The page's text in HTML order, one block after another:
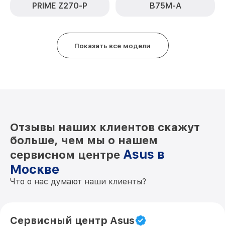
PRIME Z270-P B75M-A
Показать все модели
Отзывы наших клиентов скажут
больше, чем мы о нашем
сервисном центре Asus в
Москве
Что о нас думают наши клиенты?
Сервисный центр Asus